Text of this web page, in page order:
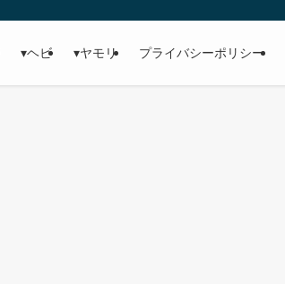
▾ヘビ ▾ヤモリ プライバシーポリシー